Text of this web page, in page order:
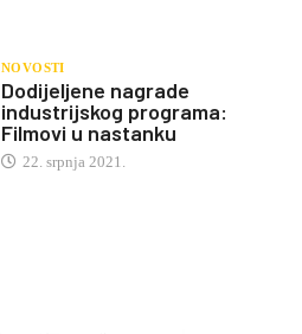
NOVOSTI
Dodijeljene nagrade
industrijskog programa:
Filmovi u nastanku
22. srpnja 2021.